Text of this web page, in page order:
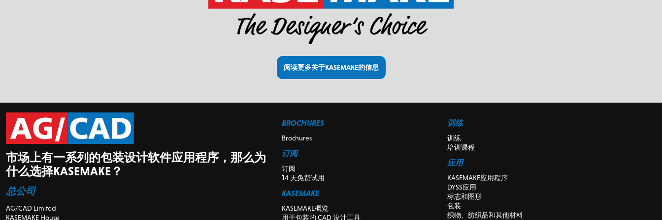
阅读更多关于KASEMAKE的信息
市场上有一系列的包装设计软件应用程序，那么为
什么选择KASEMAKE？
总公司
AG/CAD Limited
KASEMAKE House
BROCHURES
Brochures
订阅
订阅
14 天免费试用
KASEMAKE
KASEMAKE概览
用于包装的 CAD 设计工具
训练
训练
培训课程
应用
KASEMAKE应用程序
DYSS应用
标志和图形
包装
织物、纺织品和其他材料